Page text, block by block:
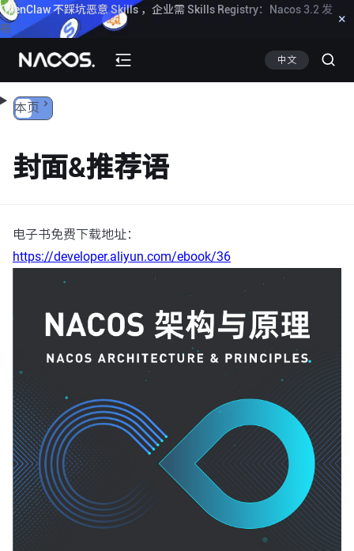
跳转到内容
OpenClaw 不踩坑恶意 Skills ，企业需 Skills Registry：Nacos 3.2 发
布
×
中文
本页
封面&推荐语
电子书免费下载地址：
https://developer.aliyun.com/ebook/36